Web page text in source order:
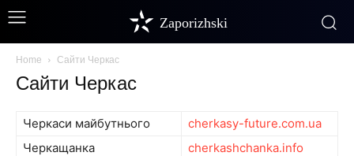
Zaporizhski
Home Сайти Черкас
Сайти Черкас
Черкаси майбутнього
cherkasy-future.com.ua
Черкащанка
cherkashchanka.info